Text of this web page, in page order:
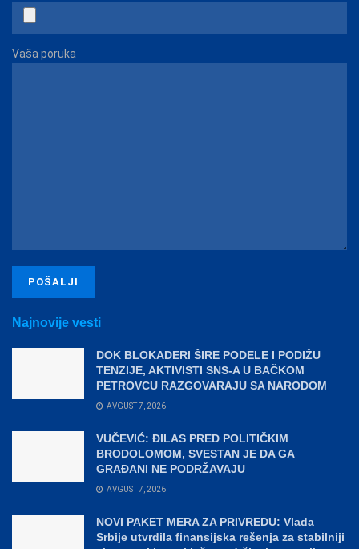
Vaša poruka
Najnovije vesti
DOK BLOKADERI ŠIRE PODELE I PODIŽU
TENZIJE, AKTIVISTI SNS-A U BAČKOM
PETROVCU RAZGOVARAJU SA NARODOM
AVGUST 7, 2026
VUČEVIĆ: ĐILAS PRED POLITIČKIM
BRODOLOMOM, SVESTAN JE DA GA
GRAĐANI NE PODRŽAVAJU
AVGUST 7, 2026
NOVI PAKET MERA ZA PRIVREDU: Vlada
Srbije utvrdila finansijska rešenja za stabilniji